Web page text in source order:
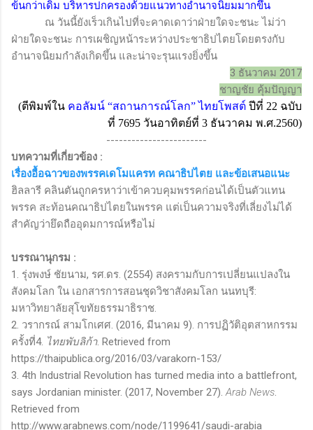
ข้นกว่าเดิม บริหารปกครองด้วยแนวทางอำนาจนิยมมากขึ้น
ณ วันนี้ยังเร็วเกินไปที่จะคาดเดาว่าฝ่ายใดจะชนะ ไม่ว่า
ฝ่ายใดจะชนะ การเผชิญหน้าระหว่างประชาธิปไตยโดยตรงกับ
อำนาจนิยมกำลังเกิดขึ้น และน่าจะรุนแรงยิ่งขึ้น
3 ธันวาคม 2017
ชาญชัย คุ้มปัญญา
(ตีพิมพ์ใน คอลัมน์ “สถานการณ์โลก”ไทยโพสต์ ปีที่ 22 ฉบับ
ที่ 7695 วันอาทิตย์ที่ 3 ธันวาคม พ.ศ.2560)
------------------------
บทความที่เกี่ยวข้อง :
เรื่องอื้อฉาวของพรรคเดโมแครท คณาธิปไตย และข้อเสนอแนะ
ฮิลลารี คลินตันถูกครหาว่าเข้าควบคุมพรรคก่อนได้เป็นตัวแทน
พรรค สะท้อนคณาธิปไตยในพรรค แต่เป็นความจริงที่เลี่ยงไม่ได้
สำคัญว่ายึดถืออุดมการณ์หรือไม่
บรรณานุกรม :
1. รุ่งพงษ์ ชัยนาม, รศ.ดร. (2554) สงครามกับการเปลี่ยนแปลงใน
สังคมโลก ใน เอกสารการสอนชุดวิชาสังคมโลก นนทบุรี:
มหาวิทยาลัยสุโขทัยธรรมาธิราช.
2. วรากรณ์ สามโกเศศ. (2016, มีนาคม 9). การปฏิวัติอุตสาหกรรม
ครั้งที่4. ไทยพับลิก้า. Retrieved from
https://thaipublica.org/2016/03/varakorn-153/
3. 4th Industrial Revolution has turned media into a battlefront,
says Jordanian minister. (2017, November 27).Arab News.
Retrieved from
http://www.arabnews.com/node/1199641/saudi-arabia